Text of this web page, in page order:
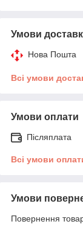
Умови
Нова Пошта
Всі умови
Умови оплати
Післяплата
Всі умови
Умови
Повернення